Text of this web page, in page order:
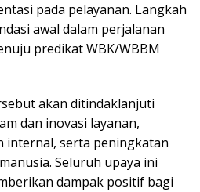
pada pelayanan. Langkah
awal dalam perjalanan
predikat WBK/WBBM
akan ditindaklanjuti
dan inovasi layanan,
internal, serta peningkatan
Seluruh upaya ini
dampak positif bagi